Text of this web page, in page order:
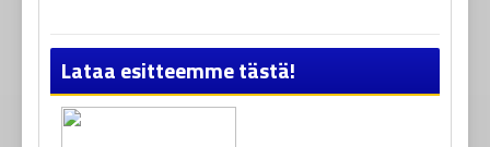
Lataa esitteemme tästä!